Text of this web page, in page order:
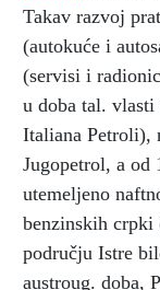
Takav razvoj
(autokuće i
(servisi i
u doba tal.
Italiana Petroli),
Jugopetrol, a
utemeljeno
benzinskih crpki
području Istre
austroug. doba,